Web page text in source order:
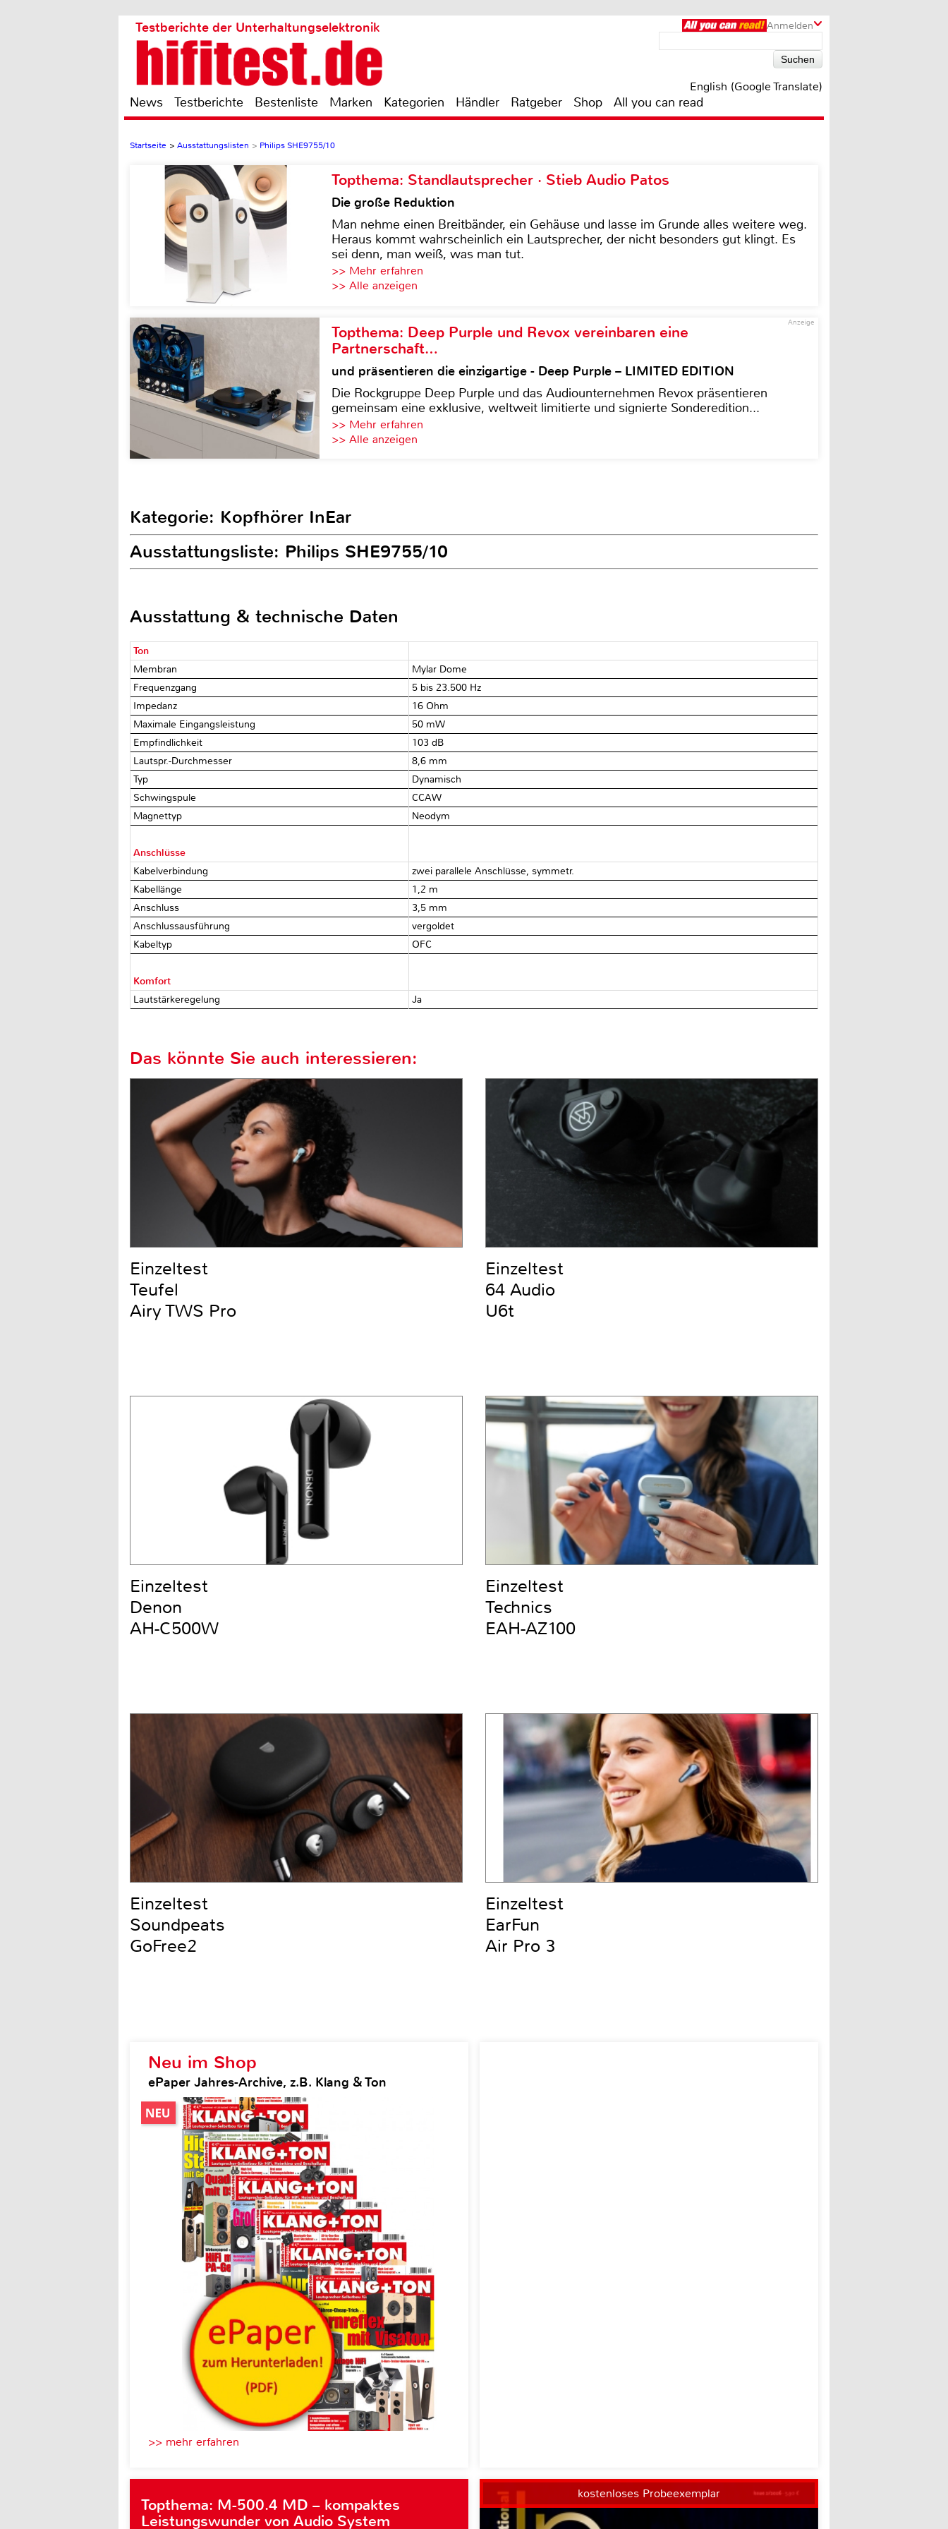
Anmelden
Testberichte der Unterhaltungselektronik
English (Google Translate)
News Testberichte Bestenliste Marken Kategorien Händler Ratgeber Shop All you can read
Startseite > Ausstattungslisten > Philips SHE9755/10
Topthema: Standlautsprecher · Stieb Audio Patos
Die große Reduktion
Man nehme einen Breitbänder, ein Gehäuse und lasse im Grunde alles weitere weg.
Heraus kommt wahrscheinlich ein Lautsprecher, der nicht besonders gut klingt. Es
sei denn, man weiß, was man tut.
>> Mehr erfahren
>> Alle anzeigen
Anzeige
Topthema: Deep Purple und Revox vereinbaren eine
Partnerschaft…
und präsentieren die einzigartige - Deep Purple – LIMITED EDITION
Die Rockgruppe Deep Purple und das Audiounternehmen Revox präsentieren
gemeinsam eine exklusive, weltweit limitierte und signierte Sonderedition...
>> Mehr erfahren
>> Alle anzeigen
Kategorie: Kopfhörer InEar
Ausstattungsliste: Philips SHE9755/10
Ausstattung & technische Daten
Ton
Membran
Mylar Dome
Frequenzgang
5 bis 23.500 Hz
Impedanz
16 Ohm
Maximale Eingangsleistung
50 mW
Empfindlichkeit
103 dB
Lautspr.-Durchmesser
8,6 mm
Typ
Dynamisch
Schwingspule
CCAW
Magnettyp
Neodym
Anschlüsse
Kabelverbindung
zwei parallele Anschlüsse, symmetr.
Kabellänge
1,2 m
Anschluss
3,5 mm
Anschlussausführung
vergoldet
Kabeltyp
OFC
Komfort
Lautstärkeregelung
Ja
Neu im Shop
ePaper Jahres-Archive, z.B. Klang & Ton
>> mehr erfahren
Topthema: M-500.4 MD – kompaktes
Leistungswunder von Audio System
kostenloses Probeexemplar
Das könnte Sie auch interessieren:
Einzeltest
Teufel
Airy TWS Pro
Einzeltest
64 Audio
U6t
Einzeltest
Denon
AH-C500W
Einzeltest
Technics
EAH-AZ100
Einzeltest
Soundpeats
GoFree2
Einzeltest
EarFun
Air Pro 3